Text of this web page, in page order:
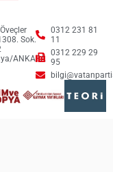
Sok.
ANKARA
0312 231 81
11
0312 229 29
95